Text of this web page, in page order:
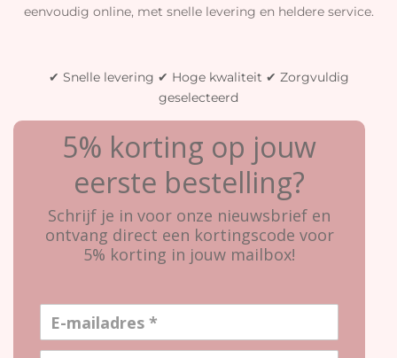
eenvoudig online, met snelle levering en heldere service.
✔ Snelle levering ✔ Hoge kwaliteit ✔ Zorgvuldig
geselecteerd
5% korting op jouw
eerste bestelling?
Schrijf je in voor onze nieuwsbrief en
ontvang direct een kortingscode voor
5% korting in jouw mailbox!